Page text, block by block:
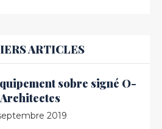
ARTICLES
sobre signé O-
Architectes
2019